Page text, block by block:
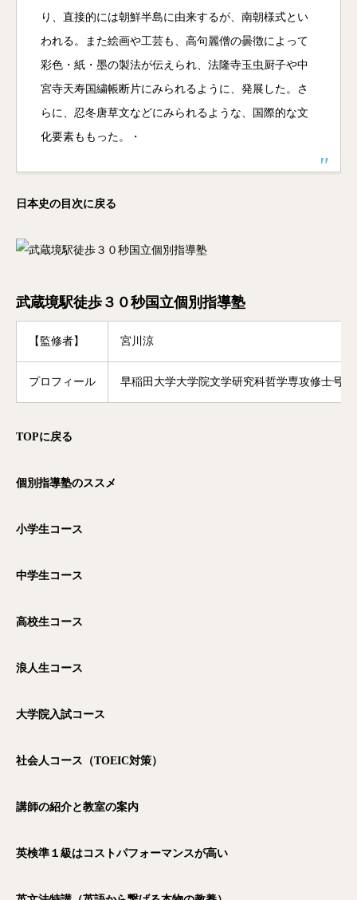
り、直接的には朝鮮半島に由来するが、南朝様式とい
われる。また絵画や工芸も、高句麗僧の曇徴によって
彩色・紙・墨の製法が伝えられ、法隆寺玉虫厨子や中
宮寺天寿国繍帳断片にみられるように、発展した。さ
らに、忍冬唐草文などにみられるような、国際的な文
化要素ももった。・
日本史の目次に戻る
武蔵境駅徒歩３０秒国立個別指導塾
【監修者】 宮川涼
プロフィール 早稲田大学大学院文学研究科哲学専攻修士号
TOPに戻る
個別指導塾のススメ
小学生コース
中学生コース
高校生コース
浪人生コース
大学院入試コース
社会人コース（TOEIC対策）
講師の紹介と教室の案内
英検準１級はコストパフォーマンスが高い